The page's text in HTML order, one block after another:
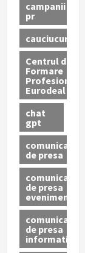
campanii
pr
cauciucuri
Centrul de
Formare
Profesionala
Eurodeal
chat
gpt
comunicat
de presa
comunicat
de presa
eveniment
comunicat
de presa
informativ